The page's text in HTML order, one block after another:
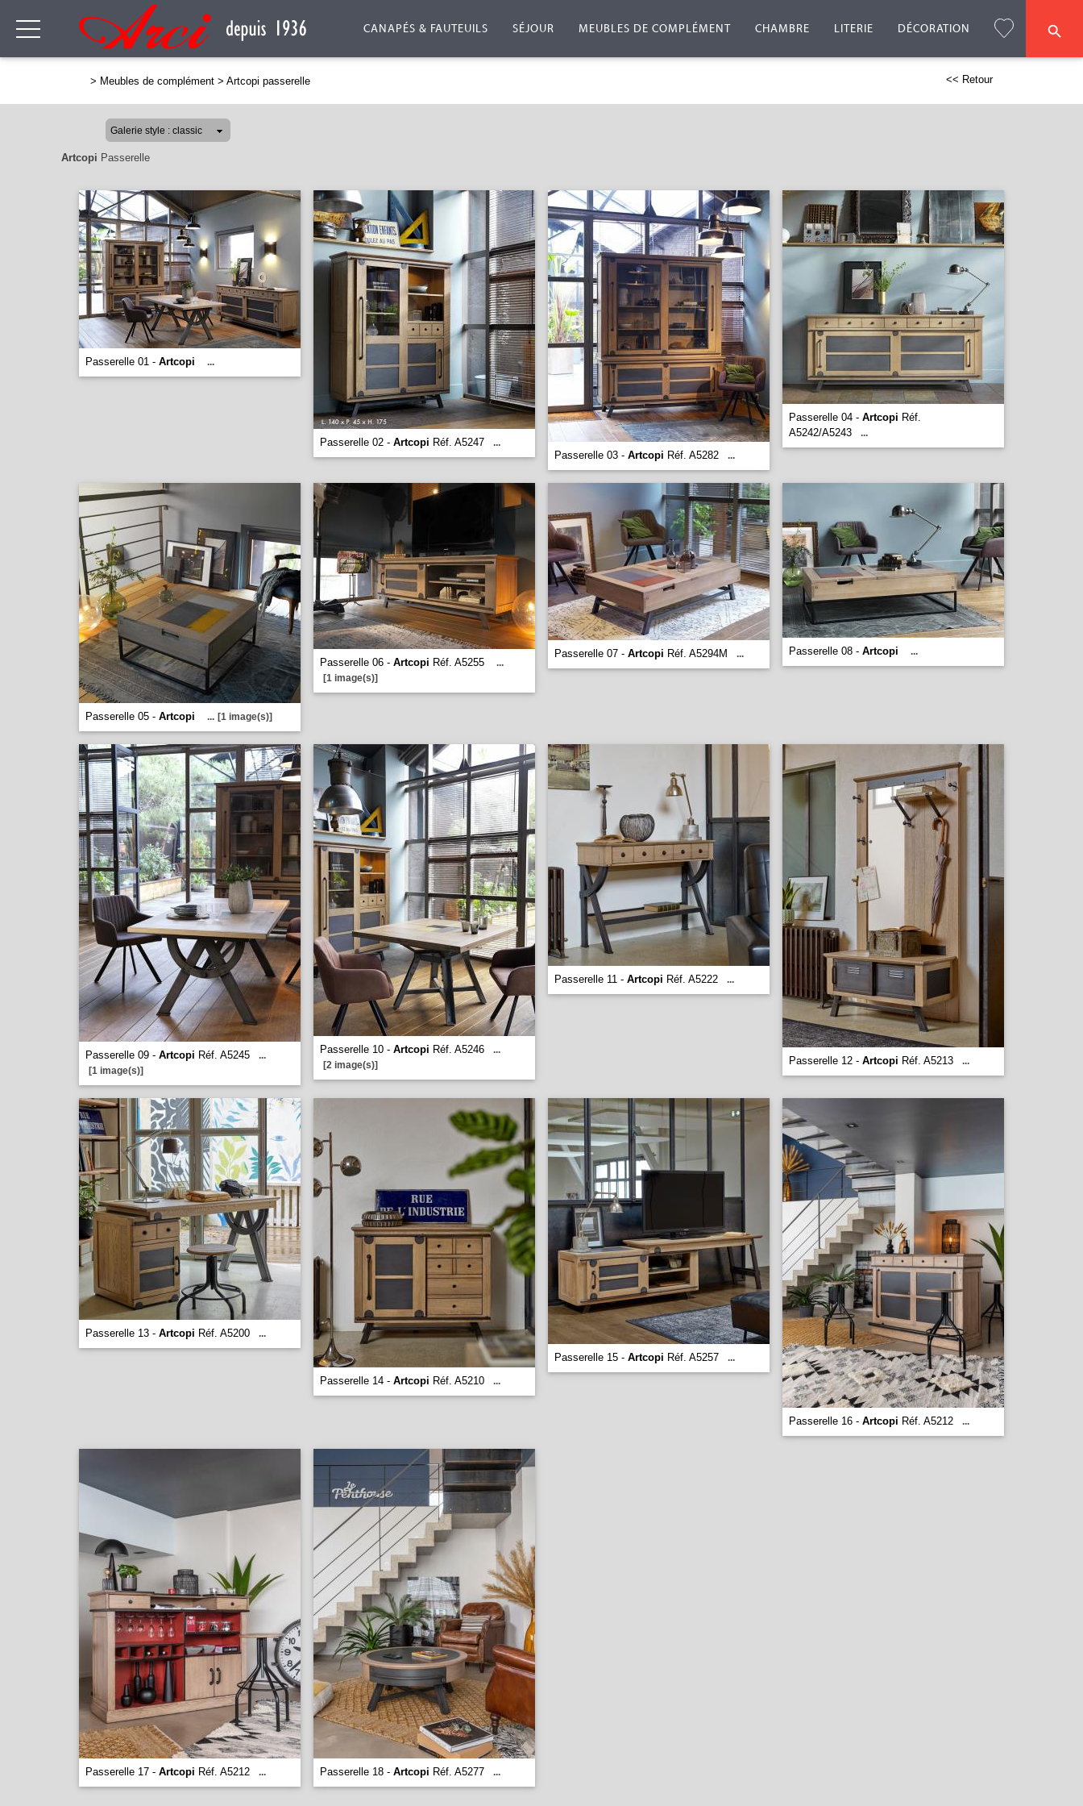
CANAPÉS & FAUTEUILS SÉJOUR MEUBLES DE COMPLÉMENT CHAMBRE LITERIE DÉCORATION
> Meubles de complément > Artcopi passerelle << Retour
Artcopi Passerelle
Passerelle 01 - Artcopi ...
Passerelle 02 - Artcopi Réf. A5247 ...
Passerelle 03 - Artcopi Réf. A5282 ...
Passerelle 04 - Artcopi Réf.
A5242/A5243
...
Passerelle 05 - Artcopi ... [1 image(s)]
Passerelle 06 - Artcopi Réf. A5255
...
[1 image(s)]
Passerelle 07 - Artcopi Réf. A5294M ... Passerelle 08 - Artcopi ...
Passerelle 09 - Artcopi Réf. A5245
...
[1 image(s)]
Passerelle 10 - Artcopi Réf. A5246
...
[2 image(s)]
Passerelle 11 - Artcopi Réf. A5222 ...
Passerelle 12 - Artcopi Réf. A5213 ...
Passerelle 13 - Artcopi Réf. A5200 ...
Passerelle 14 - Artcopi Réf. A5210 ...
Passerelle 15 - Artcopi Réf. A5257 ...
Passerelle 16 - Artcopi Réf. A5212 ...
Passerelle 17 - Artcopi Réf. A5212 ... Passerelle 18 - Artcopi Réf. A5277 ...